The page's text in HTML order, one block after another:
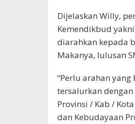
Dijelaskan Willy,
Kemendikbud
diarahkan kepada
Makanya, lulusan
“Perlu arahan
tersalurkan dengan
Provinsi / Kab /
dan Kebudayaan